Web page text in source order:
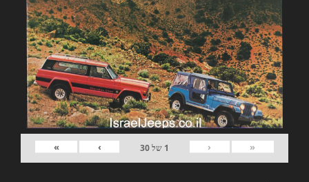
«
‹
1 של30
›
»